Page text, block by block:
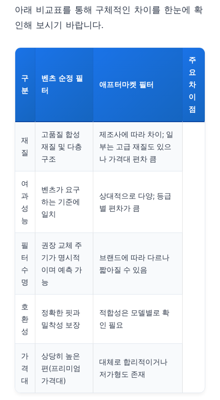
아래 비교표를 통해 구체적인 차이를 한눈에 확
인해 보시기 바랍니다.
구
분
벤츠 순정 필
터
애프터마켓 필터
주
요
차
이
점
재
질
고품질 합성
재질 및 다층
구조
제조사에 따라 차이; 일
부는 고급 재질도 있으
나 가격대 편차 큼
여
과
성
능
벤츠가 요구
하는 기준에
일치
상대적으로 다양; 등급
별 편차가 큼
필
터
수
명
권장 교체 주
기가 명시적
이며 예측 가
능
브랜드에 따라 다르나
짧아질 수 있음
호
환
성
정확한 핏과
밀착성 보장
적합성은 모델별로 확
인 필요
가
격
대
상당히 높은
편(프리미엄
가격대)
대체로 합리적이거나
저가형도 존재